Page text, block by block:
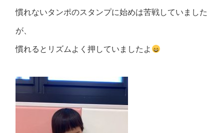
慣れないタンポのスタンプに始めは苦戦していました
が、
慣れるとリズムよく押していましたよ